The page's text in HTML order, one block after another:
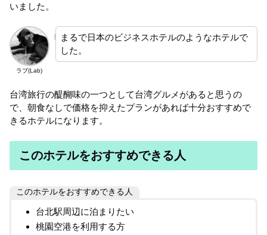
いました。
ラブ(Lab)
まるで日本のビジネスホテルのようなホテルで
した。
台湾旅行の醍醐味の一つとして台湾グルメがあると思うの
で、朝食なしで価格を抑えたプランがあれば十分おすすめで
きるホテルになります。
このホテルをおすすめできる人
このホテルをおすすめできる人
台北駅周辺に泊まりたい
桃園空港を利用する方